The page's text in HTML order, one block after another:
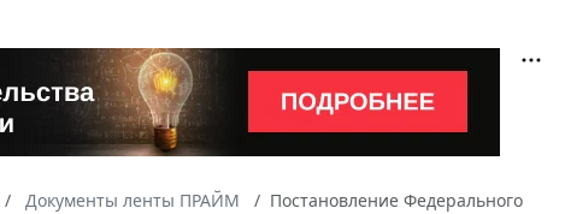
Документы ленты ПРАЙМ
Постановление Федерального